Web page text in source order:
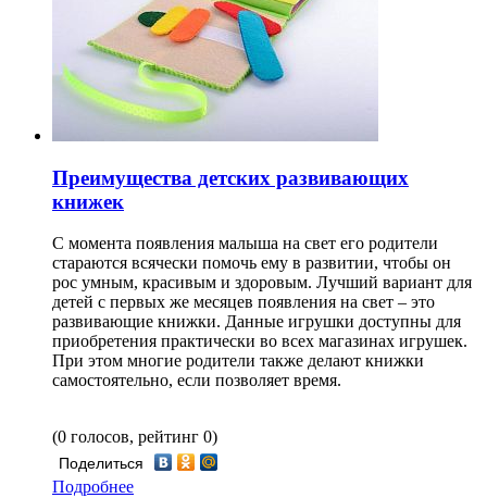
Преимущества детских развивающих
книжек
С момента появления малыша на свет его родители
стараются всячески помочь ему в развитии, чтобы он
рос умным, красивым и здоровым. Лучший вариант для
детей с первых же месяцев появления на свет – это
развивающие книжки. Данные игрушки доступны для
приобретения практически во всех магазинах игрушек.
При этом многие родители также делают книжки
самостоятельно, если позволяет время.
(0 голосов, рейтинг 0)
Поделиться
Подробнее